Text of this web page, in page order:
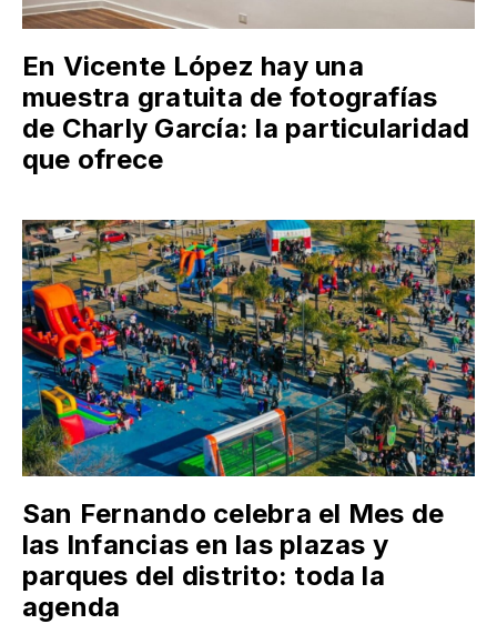
En Vicente López hay una
muestra gratuita de fotografías
de Charly García: la particularidad
que ofrece
San Fernando celebra el Mes de
las Infancias en las plazas y
parques del distrito: toda la
agenda